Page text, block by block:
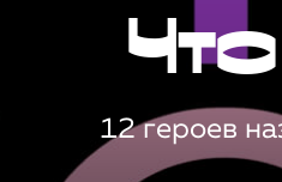
12 героев